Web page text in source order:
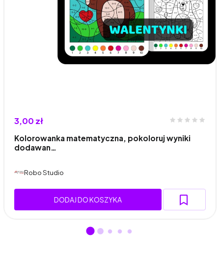
3,00 zł
Kolorowanka matematyczna, pokoloruj wyniki
dodawan…
Robo Studio
DODAJ DO KOSZYKA